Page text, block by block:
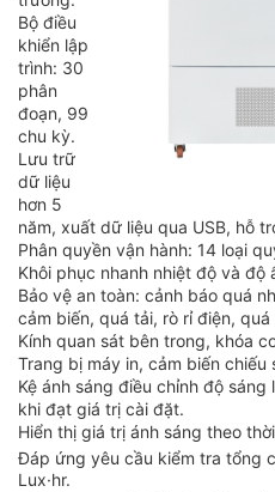
Bộ điều
khiển lập
trình: 30
phân
đoạn, 99
chu kỳ.
Lưu trữ
dữ liệu
hơn 5
năm, xuất dữ liệu qua USB, hỗ
Phân quyền vận hành: 14 loại
Khôi phục nhanh nhiệt độ và độ
Bảo vệ an toàn: cảnh báo quá
cảm biến, quá tải, rò rỉ điện, quá
Kính quan sát bên trong, khóa
Trang bị máy in, cảm biến chiếu
Kệ ánh sáng điều chỉnh độ
khi đạt giá trị cài đặt.
Hiển thị giá trị ánh sáng theo
Đáp ứng yêu cầu kiểm tra tổng
Lux·hr.